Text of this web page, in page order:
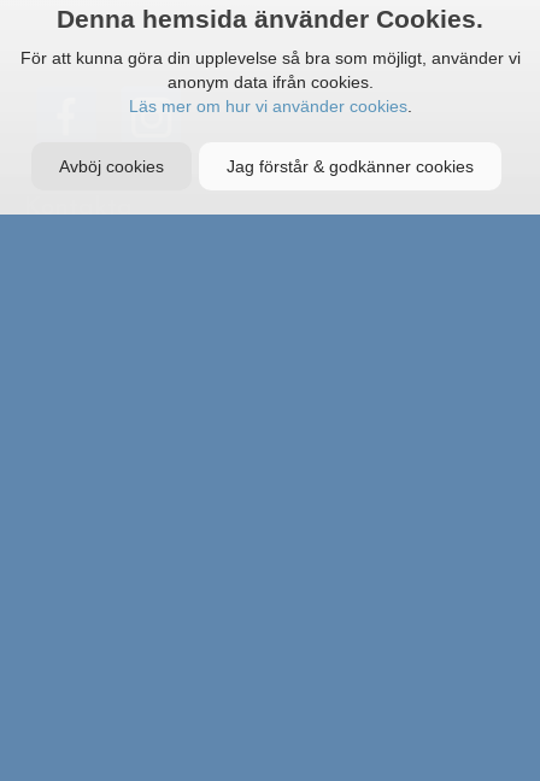
Denna hemsida änvänder Cookies.
För att kunna göra din upplevelse så bra som möjligt, använder vi
anonym data ifrån cookies.
Läs mer om hur vi använder cookies.
Avböj cookies Jag förstår & godkänner cookies